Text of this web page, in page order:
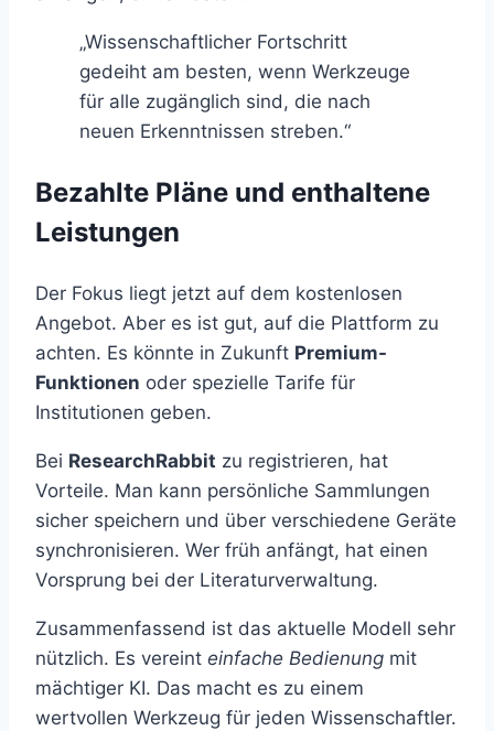
„Wissenschaftlicher Fortschritt
gedeiht am besten, wenn Werkzeuge
für alle zugänglich sind, die nach
neuen Erkenntnissen streben.“
Bezahlte Pläne und enthaltene
Leistungen
Der Fokus liegt jetzt auf dem kostenlosen
Angebot. Aber es ist gut, auf die Plattform zu
achten. Es könnte in Zukunft Premium-
Funktionen oder spezielle Tarife für
Institutionen geben.
Bei ResearchRabbit zu registrieren, hat
Vorteile. Man kann persönliche Sammlungen
sicher speichern und über verschiedene Geräte
synchronisieren. Wer früh anfängt, hat einen
Vorsprung bei der Literaturverwaltung.
Zusammenfassend ist das aktuelle Modell sehr
nützlich. Es vereint einfache Bedienung mit
mächtiger KI. Das macht es zu einem
wertvollen Werkzeug für jeden Wissenschaftler.